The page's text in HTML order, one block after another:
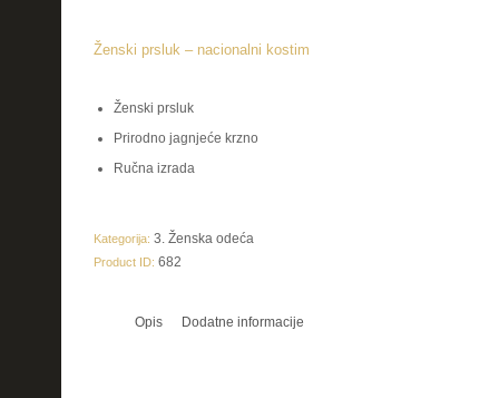
Ženski prsluk – nacionalni kostim
Ženski prsluk
Prirodno jagnjeće krzno
Ručna izrada
Kategorija: 3. Ženska odeća
Product ID: 682
Opis Dodatne informacije